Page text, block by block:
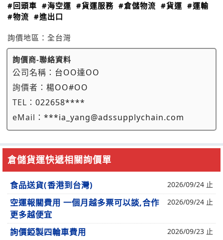
#回頭車 #海空運 #貨運服務 #倉儲物流 #貨運 #運輸
#物流 #進出口
詢價地區： 全台灣
詢價商-聯絡資料
公司名稱： 台OO達OO
詢價者： 楊OO#OO
TEL： 022658****
eMail： ***ia_yang@adssupplychain.com
倉儲貨運快遞相關詢價單
食品送貨(香港到台灣) 2026/09/24 止
空運報關費用 一個月越多票可以談,合作
更多越便宜
2026/09/24 止
詢價錏製四輪車費用 2026/09/23 止